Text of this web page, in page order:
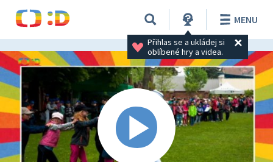
Přihlas se a ukládej si
oblíbené hry a videa.
MENU